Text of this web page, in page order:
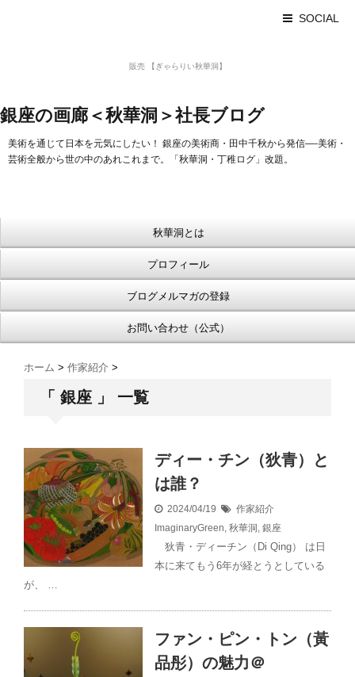
SOCIAL
販売 【ぎゃらりい秋華洞】
銀座の画廊＜秋華洞＞社長ブログ
美術を通じて日本を元気にしたい！ 銀座の美術商・田中千秋から発信—-美術・
芸術全般から世の中のあれこれまで。「秋華洞・丁稚ログ」改題。
秋華洞とは
プロフィール
ブログメルマガの登録
お問い合わせ（公式）
ホーム > 作家紹介 >
「 銀座 」 一覧
ディー・チン（狄青）と
は誰？
2024/04/19
作家紹介
ImaginaryGreen, 秋華洞 , 銀座
狄青・ディーチン（Di Qing） は日
本に来てもう6年が経とうとしている
が、 …
ファン・ピン・トン（黃
品彤）の魅力＠